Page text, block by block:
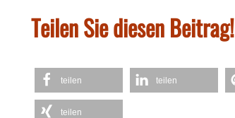
Teilen Sie diesen Beitrag!
teilen teilen
teilen